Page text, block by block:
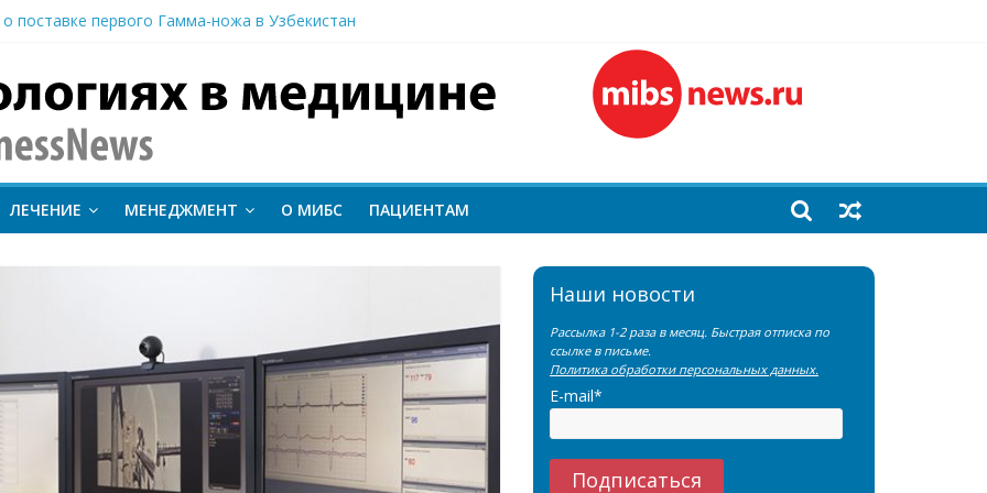
поставке первого Гамма-ножа в Узбекистан
и новый этап развития ядерной медицины: результаты конференции SNMMI
важно следить за состоянием сердечно-сосудистой системы?
ЛЕЧЕНИЕ МЕНЕДЖМЕНТ О МИБС ПАЦИЕНТАМ
Наши новости
Рассылка 1-2 раза в месяц. Быстрая отписка по
ссылке в письме.
Политика обработки персональных данных.
E-mail*